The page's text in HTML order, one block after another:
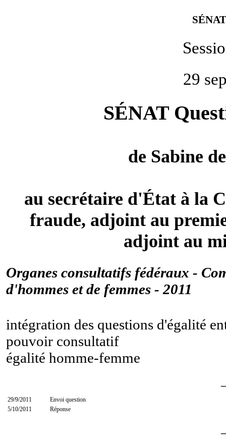
29
SÉNAT
de Sabine
au secrétaire d'État à la
fraude, adjoint au
adjoint au
Organes consultatifs fédéraux -
d'hommes et de femmes - 2011
intégration des questions d'égalité
pouvoir consultatif
égalité homme-femme
29/9/2011
Envoi question
5/10/2011
Réponse